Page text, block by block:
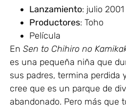
Lanzamiento: julio 2001
Productores: Toho
Película
En Sen to Chihiro no
es una pequeña niña que
sus padres, termina perdida
cree que es un parque de
abandonado. Pero más que